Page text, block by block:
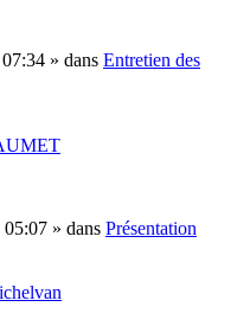
» dans Entretien des
» dans Présentation